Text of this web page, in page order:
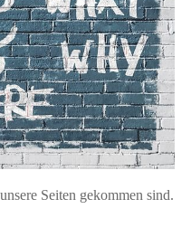
Seiten gekommen sind.